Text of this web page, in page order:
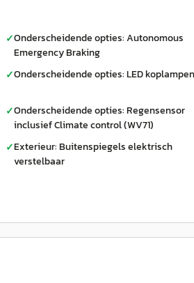
✓Onderscheidende opties: Autonomous
Emergency Braking
✓Onderscheidende opties: LED koplampen
✓Onderscheidende opties: Regensensor
inclusief Climate control (WV71)
✓Exterieur: Buitenspiegels elektrisch
verstelbaar